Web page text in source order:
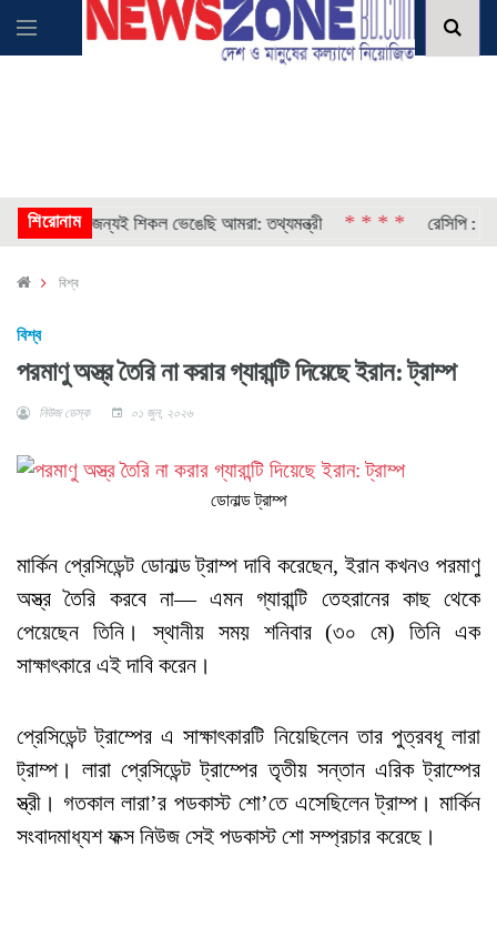
শিরোনাম
প্রতিষ্ঠার জন্যই শিকল ভেঙেছি আমরা: তথ্যমন্ত্রী * * * * রেসিপি : ডিম
বিশ্ব
বিশ্ব
পরমাণু অস্ত্র তৈরি না করার গ্যারান্টি দিয়েছে ইরান: ট্রাম্প
নিউজ ডেস্ক ০১ জুন, ২০২৬
ডোনাল্ড ট্রাম্প
মার্কিন প্রেসিডেন্ট ডোনাল্ড ট্রাম্প দাবি করেছেন, ইরান কখনও পরমাণু
অস্ত্র তৈরি করবে না— এমন গ্যারান্টি তেহরানের কাছ থেকে
পেয়েছেন তিনি। স্থানীয় সময় শনিবার (৩০ মে) তিনি এক
সাক্ষাৎকারে এই দাবি করেন।
প্রেসিডেন্ট ট্রাম্পের এ সাক্ষাৎকারটি নিয়েছিলেন তার পুত্রবধূ লারা
ট্রাম্প। লারা প্রেসিডেন্ট ট্রাম্পের তৃতীয় সন্তান এরিক ট্রাম্পের
স্ত্রী। গতকাল লারা’র পডকাস্ট শো’তে এসেছিলেন ট্রাম্প। মার্কিন
সংবাদমাধ্যশ ফক্স নিউজ সেই পডকাস্ট শো সম্প্রচার করেছে।